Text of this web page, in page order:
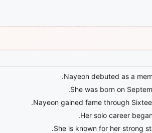
Nayeon debuted as a
She was born on
Nayeon gained fame through
Her solo career
She is known for her strong